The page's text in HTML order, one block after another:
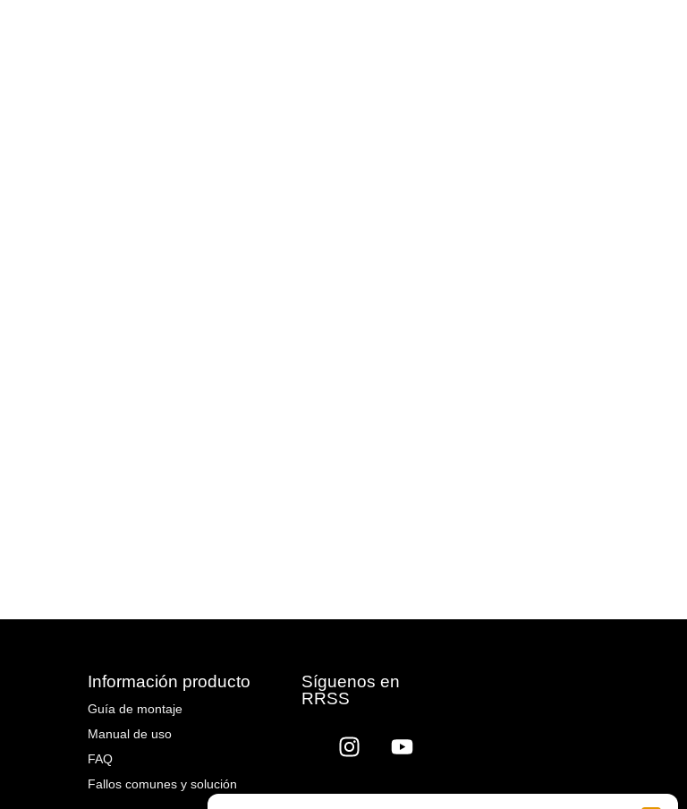
Información producto
Guía de montaje
Manual de uso
FAQ
Fallos comunes y solución
Síguenos en
RRSS